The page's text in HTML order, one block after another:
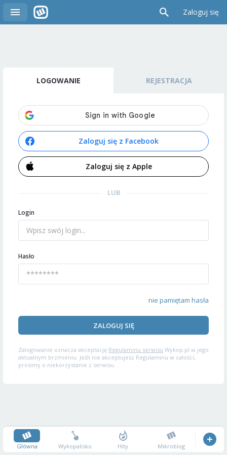
Zaloguj się
LOGOWANIE REJESTRACJA
Zaloguj się z Facebook
Zaloguj się z Apple
LUB
Login
Hasło
nie pamiętam hasła
ZALOGUJ SIĘ
Zalogowanie oznacza akceptację Regulaminu serwisu Wykop.pl w jego
aktualnym brzmieniu. Jeśli nie akceptujesz Regulaminu w całości,
prosimy o niekorzystanie z serwisu.
Główna Wykopalisko Hity Mikroblog